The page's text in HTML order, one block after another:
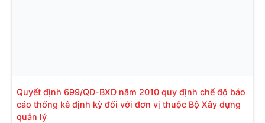
Quyết định 699/QĐ-BXD năm 2010 quy định chế độ báo
cáo thống kê định kỳ đối với đơn vị thuộc Bộ Xây dựng
quản lý